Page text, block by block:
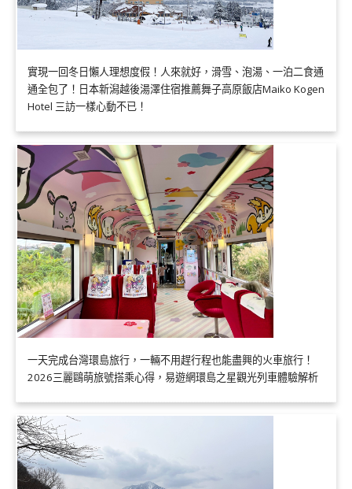
實現一回冬日懶人理想度假！人來就好，滑雪、泡湯、一泊二食通
通全包了！日本新潟越後湯澤住宿推薦舞子高原飯店Maiko Kogen
Hotel 三訪一樣心動不已！
一天完成台灣環島旅行，一輛不用趕行程也能盡興的火車旅行！
2026三麗鷗萌旅號搭乘心得，易遊網環島之星觀光列車體驗解析